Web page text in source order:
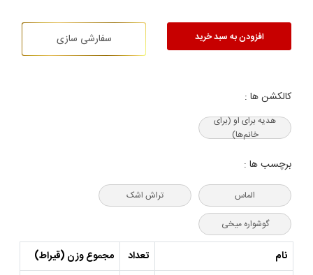
افزودن به سبد خرید سفارشی سازی
کالکشن ها :
هدیه‌ برای او (برای
خانم‌ها)
برچسب ها :
الماس تراش اشک
گوشواره میخی
نام تعداد
مجموع وزن (قیراط)